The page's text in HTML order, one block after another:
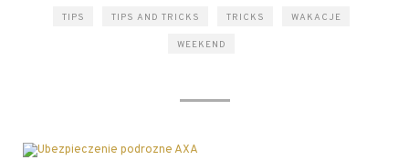
TIPS TIPS AND TRICKS TRICKS WAKACJE
WEEKEND